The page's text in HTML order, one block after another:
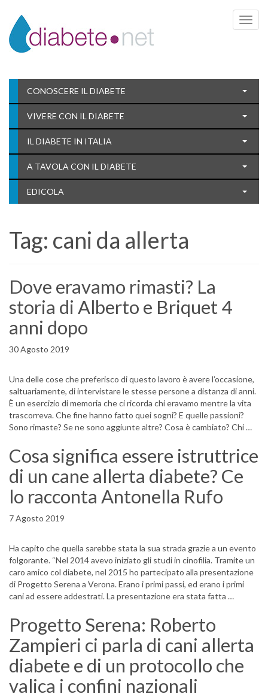
Toggle
CONOSCERE IL DIABETE
VIVERE CON IL DIABETE
IL DIABETE IN ITALIA
A TAVOLA CON IL DIABETE
EDICOLA
Tag: cani da allerta
Dove eravamo rimasti? La
storia di Alberto e Briquet 4
anni dopo
30 Agosto 2019
Una delle cose che preferisco di questo lavoro è avere l’occasione,
saltuariamente, di intervistare le stesse persone a distanza di anni.
È un esercizio di memoria che ci ricorda chi eravamo mentre la vita
trascorreva. Che fine hanno fatto quei sogni? E quelle passioni?
Sono rimaste? Se ne sono aggiunte altre? Cosa è cambiato? Chi …
Cosa significa essere istruttrice
di un cane allerta diabete? Ce
lo racconta Antonella Rufo
7 Agosto 2019
Ha capito che quella sarebbe stata la sua strada grazie a un evento
folgorante. “Nel 2014 avevo iniziato gli studi in cinofilia. Tramite un
caro amico col diabete, nel 2015 ho partecipato alla presentazione
di Progetto Serena a Verona. Erano i primi passi, ed erano i primi
cani ad essere addestrati. La presentazione era stata fatta …
Progetto Serena: Roberto
Zampieri ci parla di cani allerta
diabete e di un protocollo che
valica i confini nazionali